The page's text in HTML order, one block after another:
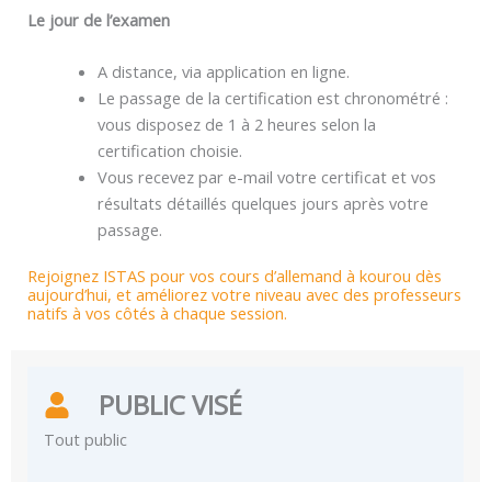
Le jour de l’examen
A distance, via application en ligne.
Le passage de la certification est chronométré :
vous disposez de 1 à 2 heures selon la
certification choisie.
Vous recevez par e-mail votre certificat et vos
résultats détaillés quelques jours après votre
passage.
Rejoignez ISTAS pour vos cours d’allemand à kourou dès
aujourd’hui, et améliorez votre niveau avec des professeurs
natifs à vos côtés à chaque session.
PUBLIC VISÉ
Tout public